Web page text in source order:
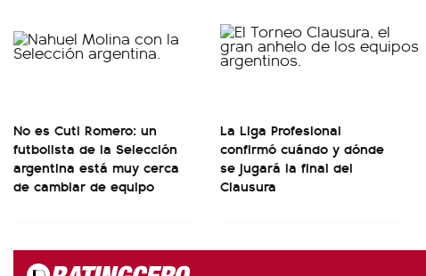
No es Cuti Romero: un
futbolista de la Selección
argentina está muy cerca
de cambiar de equipo
La Liga Profesional
confirmó cuándo y dónde
se jugará la final del
Clausura